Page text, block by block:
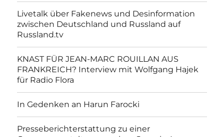
Livetalk über Fakenews und Desinformation
zwischen Deutschland und Russland auf
Russland.tv
KNAST FÜR JEAN-MARC ROUILLAN AUS
FRANKREICH? Interview mit Wolfgang Hajek
für Radio Flora
In Gedenken an Harun Farocki
Presseberichterstattung zu einer